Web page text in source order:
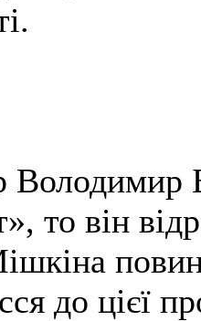
Володимир
то він
до цієї